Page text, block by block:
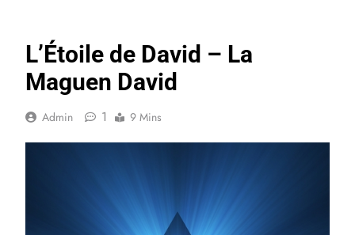
L’Étoile de David – La
Maguen David
Admin 1 9 Mins